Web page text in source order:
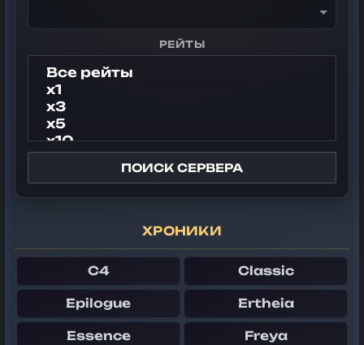
РЕЙТЫ
ПОИСК СЕРВЕРА
ХРОНИКИ
C4 Classic
Epilogue Ertheia
Essence Freya